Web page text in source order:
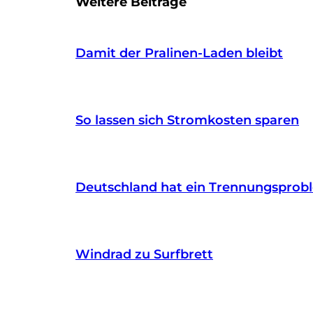
Damit der Pralinen-Laden bleibt
So lassen sich Stromkosten sparen
Deutschland hat ein
Windrad zu Surfbrett